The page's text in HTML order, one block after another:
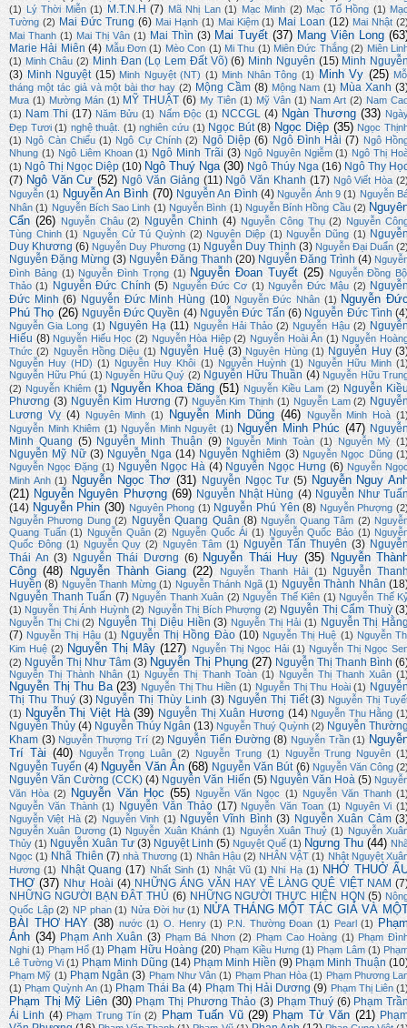
(1)
Lý Thời Miễn (1) M.T.N.H (7) Mã Nhị Lan (1) Mạc Minh (2) Mạc Tố Hồng (1)
Tường (2) Mai Đức Trung (6) Mai Hạnh (1) Mai Kiệm (1) Mai Loan (12) Mai Nhật
Mai Thanh (1) Mai Thị Vân (1) Mai Thìn (3) Mai Tuyết (37) Mang Viên Long
Marie Hải Miên (4) Mẫu Đơn (1) Mèo Con (1) Mi Thu (1) Miên Đức Thắng (2) Miên
(1) Minh Châu (2) Minh Đan (Lọ Lem Đất Võ) (6) Minh Nguyên (15) Minh
(3) Minh Nguyệt (15) Minh Nguyệt (NT) (1) Minh Nhân Tông (1) Minh Vy (25)
tháng một tác giả và một bài thơ hay (2) Mộng Cầm (8) Mộng Nam (1) Mùa Xanh
Mưa (1) Mường Mán (1) MỸ THUẬT (6) My Tiên (1) Mỹ Vân (1) Nam Art (2) Nam
(1) Nam Thi (17) Năm Bửu (1) Nấm Độc (1) NCCGL (4) Ngàn Thương (33)
Đẹp Tươi (1) nghệ thuật. (1) nghiên cứu (1) Ngọc Bút (8) Ngọc Diệp (35) Ngọc
(1) Ngô Càn Chiểu (1) Ngô Cự Chính (2) Ngô Diệp (6) Ngô Đình Hải (7) Ngô
Nhung (1) Ngô Liêm Khoan (1) Ngô Minh Trãi (3) Ngô Nguyên Ngiễm (1) Ngô Thị
(1) Ngô Thị Ngọc Diệp (10) Ngô Thuý Nga (30) Ngô Thúy Nga (16) Ngô Thy
(7) Ngô Văn Cư (52) Ngô Văn Giảng (11) Ngô Văn Khanh (17) Ngô Viết Hòa
Nguyễn (1) Nguyễn An Bình (70) Nguyễn An Đình (4) Nguyễn Ánh 9 (1) Nguyễn
Nhân (1) Nguyễn Bích Sao Linh (1) Nguyễn Bình (1) Nguyễn Bính Hồng Cầu (2)
Cẩn (26) Nguyễn Châu (2) Nguyễn Chinh (4) Nguyễn Công Thụ (2) Nguyễn
Tùng Chinh (1) Nguyễn Cử Tú Quỳnh (2) Nguyên Diệp (1) Nguyễn Dũng (1)
Duy Khương (6) Nguyễn Duy Phương (1) Nguyễn Duy Thịnh (3) Nguyễn Đại Duẩn
Nguyễn Đặng Mừng (3) Nguyễn Đăng Thanh (20) Nguyễn Đăng Trình (4)
Đình Bảng (1) Nguyễn Đình Trọng (1) Nguyễn Đoan Tuyết (25)
Nguyễn Đồng
Thảo (1) Nguyễn Đức Chính (5) Nguyễn Đức Cơ (1) Nguyễn Đức Mậu (2)
Đức Minh (6) Nguyễn Đức Minh Hùng (10) Nguyễn Đức Nhân (1) Nguyễn
Phú Thọ (26) Nguyễn Đức Quyền (4) Nguyễn Đức Tấn (6) Nguyễn Đức Tình
Nguyễn Gia Long (1) Nguyên Hạ (11) Nguyễn Hải Thảo (2) Nguyễn Hậu (2)
Hiếu (8) Nguyễn Hiếu Học (2) Nguyễn Hòa Hiệp (2) Nguyễn Hoài Ân (1) Nguyễn
Thức (2) Nguyễn Hồng Diệu (1) Nguyễn Huệ (3) Nguyên Hùng (1) Nguyễn Huy
Nguyễn Huy (HD) (1) Nguyễn Huy Khôi (1) Nguyễn Huỳnh (1) Nguyễn Hữu Minh
Nguyễn Hữu Phú (1) Nguyễn Hữu Quý (2) Nguyễn Hữu Thuần (4) Nguyễn Hữu
(2) Nguyễn Khiêm (1) Nguyễn Khoa Đăng (51) Nguyễn Kiều Lam (2) Nguyễn
Phương (3) Nguyễn Kim Hương (7) Nguyễn Kim Thịnh (1) Nguyễn Lam (2)
Lương Vỵ (4) Nguyên Minh (1) Nguyễn Minh Dũng (46) Nguyễn Minh Hoà
Nguyễn Minh Khiêm (1) Nguyễn Minh Nguyệt (1) Nguyễn Minh Phúc (47)
Minh Quang (5) Nguyễn Minh Thuận (9) Nguyễn Minh Toàn (1) Nguyễn Mỳ
Nguyễn Mỹ Nữ (3) Nguyễn Nga (14) Nguyễn Nghiêm (3) Nguyễn Ngọc Dũng
Nguyễn Ngọc Đặng (1) Nguyễn Ngọc Hà (4) Nguyễn Ngọc Hưng (6) Nguyễn
Minh Anh (1) Nguyễn Ngọc Thơ (31) Nguyễn Ngọc Tư (5) Nguyễn Nguy
(21) Nguyễn Nguyên Phượng (69) Nguyễn Nhật Hùng (4) Nguyễn Như
(14) Nguyễn Phin (30) Nguyên Phong (1) Nguyễn Phú Yên (8) Nguyễn Phượng
Nguyễn Phương Dung (2) Nguyễn Quang Quân (8) Nguyễn Quang Tâm (2)
Quang Tuấn (1) Nguyễn Quân (2) Nguyễn Quốc Ái (1) Nguyễn Quốc Bảo (1)
Quốc Đông (1) Nguyễn Quy (2) Nguyên Tâm (1) Nguyễn Tấn Thuyên (3)
Thái An (3) Nguyễn Thái Dương (6) Nguyễn Thái Huy (35)
Nguyễn
Công (48) Nguyễn Thành Giang (22) Nguyễn Thanh Hải (1)
Nguyễn
Huyền (8) Nguyễn Thanh Mừng (1) Nguyễn Thánh Ngã (1) Nguyễn Thành Nhân
Nguyễn Thanh Tuấn (7) Nguyễn Thanh Xuân (2) Nguyễn Thế Kiên (1) Nguyễn Thế
(1) Nguyễn Thị Ánh Huỳnh (2) Nguyễn Thị Bích Phượng (2) Nguyễn Thị Cẩm Thuỳ
Nguyễn Thị Chi (2) Nguyễn Thị Diệu Hiền (3) Nguyễn Thị Hải (1) Nguyễn Thị
(7) Nguyễn Thị Hậu (1) Nguyễn Thị Hồng Đào (10) Nguyễn Thị Huệ (1) Nguyễn
Kim Huệ (2) Nguyễn Thị Mây (127) Nguyễn Thị Ngọc Hải (1) Nguyễn Thị Ngọc
(2) Nguyễn Thị Như Tâm (3) Nguyễn Thị Phụng (27) Nguyễn Thị Thanh Bình
Nguyễn Thị Thành Nhân (1) Nguyễn Thị Thanh Toàn (1) Nguyễn Thị Thanh Xuân
Nguyễn Thị Thu Ba (23) Nguyễn Thị Thu Hiền (1) Nguyễn Thị Thu Hoài (1)
Thị Thu Thuý (3) Nguyễn Thị Thùy Linh (3) Nguyễn Thị Tiết (3) Nguyễn Thị
(1) Nguyễn Thị Việt Hà (39) Nguyễn Thị Xuân Hương (14) Nguyễn Thu Hằng
Nguyễn Thủy (4) Nguyễn Thúy Ngân (13) Nguyễn Thuý Quỳnh (2) Nguyễn
Kham (3) Nguyễn Thượng Trí (2) Nguyễn Tiến Đường (8) Nguyễn Trần (1)
Trí Tài (40) Nguyễn Trọng Luân (2) Nguyễn Trung (1) Nguyễn Trung Nguyên
Nguyễn Tuyển (4) Nguyễn Văn Ân (68) Nguyễn Văn Bút (6) Nguyễn Văn Công
Nguyễn Văn Cường (CCK) (4) Nguyễn Văn Hiến (5) Nguyễn Văn Hoà (5)
Văn Hòa (2) Nguyễn Văn Học (55) Nguyễn Văn Ngọc (1) Nguyễn Văn Thanh
Nguyễn Văn Thành (1) Nguyễn Văn Thảo (17) Nguyễn Văn Toan (1) Nguyên Vi
Nguyễn Việt Hà (2) Nguyễn Vinh (1) Nguyễn Vĩnh Bình (3) Nguyễn Xuân Cảm
Nguyễn Xuân Dương (1) Nguyễn Xuân Khánh (1) Nguyễn Xuân Thuỷ (1) Nguyễn
Thủy (1) Nguyễn Xuân Tư (3) Nguyệt Linh (5) Nguyệt Quế (1) Ngưng Thu (44)
Ngọc (1) Nhã Thiên (7) nhà Thương (1) Nhân Hậu (2) NHÂN VẬT (1) Nhật Nguyệt
Hương (1) Nhật Quang (17) Nhất Sinh (1) Nhật Vũ (1) Nhi Hạ (1) NHỚ THUỞ
THƠ (37) Như Hoài (4) NHỮNG ÁNG VĂN HAY VỀ LÀNG QUÊ VIỆT NAM
NHỮNG NGƯỜI BẠN ĐÂT THỦ (6) NHỮNG NGƯỜI THỰC HIỆN HQN (5)
Quốc Lập (2) NP phan (1) Nửa Đời hư (1) NỬA THÁNG MỘT TÁC GIẢ VÀ
BÀI THƠ HAY (38) nước (1) O. Henry (1) P.N. Thường Đoan (1) Pearl (1)
Ánh (34) Phạm Anh Xuân (3) Phạm Bá Nhơn (2) Phạm Cao Hoàng (1) Phạm
Nghi (1) Phạm Hổ (1) Phạm Hữu Hoàng (20) Phạm Kiều Hưng (1) Phạm Lâm (1)
Lê Tường Vi (1) Phạm Minh Dũng (14) Phạm Minh Hiền (9) Phạm Minh Thuận
Phạm Mỹ (1) Phạm Ngân (3) Phạm Như Vân (1) Phạm Phan Hòa (1) Phạm Phương
(1) Phạm Quỳnh An (1) Phạm Thái Ba (4) Phạm Thị Hải Dương (9) Phạm Thị Liên
Phạm Thị Mỹ Liên (30) Phạm Thị Phương Thảo (3) Phạm Thuý (6) Phạm
Ái Linh (4) Phạm Trung Tín (2) Phạm Tuấn Vũ (29) Phạm Tử Văn (21)